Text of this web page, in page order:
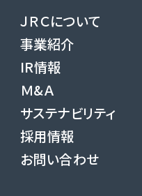
ＪＲＣについて
事業紹介
IR情報
Ｍ&Ａ
サステナビリティ
採用情報
お問い合わせ